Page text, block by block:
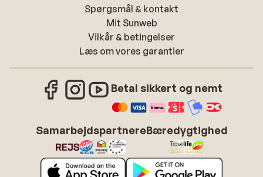
Spørgsmål & kontakt
Mit Sunweb
Vilkår & betingelser
Læs om vores garantier
Betal sikkert og nemt
SamarbejdspartnereBæredygtighed